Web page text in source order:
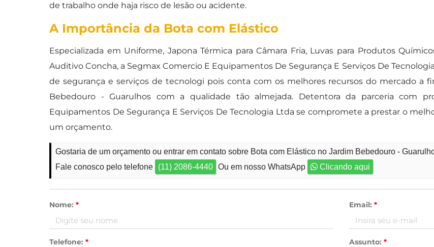
de trabalho onde haja risco de lesão ou acidente.
A Importância da Bota com Elástico
Especializada em Uniforme, Japona Térmica para Câmara Fria, Luvas para Produtos
Auditivo Concha, a Segmax Comercio E Equipamentos De Segurança E Serviços De
de segurança e serviços de tecnologi pois conta com os melhores recursos do mercado a
Bebedouro - Guarulhos com a qualidade tão almejada. Detentora da parceria com
Equipamentos De Segurança E Serviços De Tecnologia Ltda se compromete a prestar o
um orçamento.
Gostaria de um orçamento ou entrar em contato sobre Bota com Elástico no Jardim Bebedouro -
Fale conosco pelo telefone
(11) 2086-4440 Ou em nosso WhatsApp Clicando aqui
Nome:* Email: *
Telefone:* Assunto: *